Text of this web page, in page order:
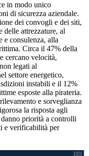
in modo unico
di sicurezza aziendale.
dei convogli e dei siti,
delle attrezzature, al
e consulenza, alla
Circa il 47% della
cercano velocità,
legati al
settore energetico,
instabili e il 12%
esposte alla pirateria.
e sorveglianza
la risposta agli
priorità a controlli
e verificabilità per